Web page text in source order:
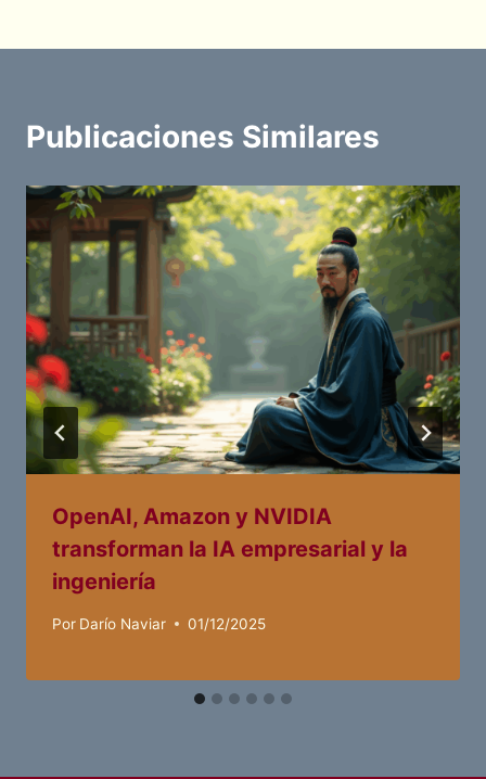
Publicaciones Similares
OpenAI, Amazon y NVIDIA
transforman la IA empresarial y la
ingeniería
Por Darío Naviar 01/12/2025